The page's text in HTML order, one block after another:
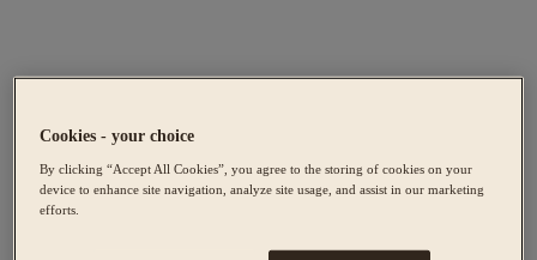
Cookies - your choice
By clicking “Accept All Cookies”, you agree to the storing of cookies on your
device to enhance site navigation, analyze site usage, and assist in our marketing
efforts.